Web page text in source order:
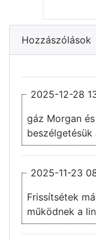
Hozzászólások
2025-12-28
gáz Morgan
2025-11-23
Frissítsétek
működnek a